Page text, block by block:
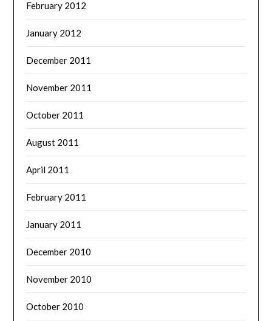
February 2012
January 2012
December 2011
November 2011
October 2011
August 2011
April 2011
February 2011
January 2011
December 2010
November 2010
October 2010